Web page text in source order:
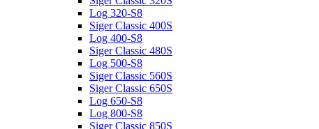
Log 320-S8
Siger Classic 400S
Log 400-S8
Siger Classic 480S
Log 500-S8
Siger Classic 560S
Siger Classic 650S
Log 650-S8
Log 800-S8
Siger Classic 850S